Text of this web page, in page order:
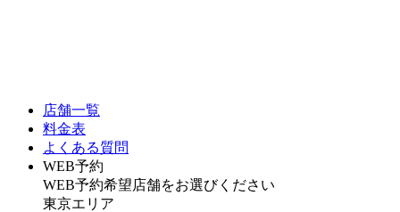
店舗一覧
料金表
よくある質問
WEB予約
WEB予約希望店舗をお選びください
東京エリア